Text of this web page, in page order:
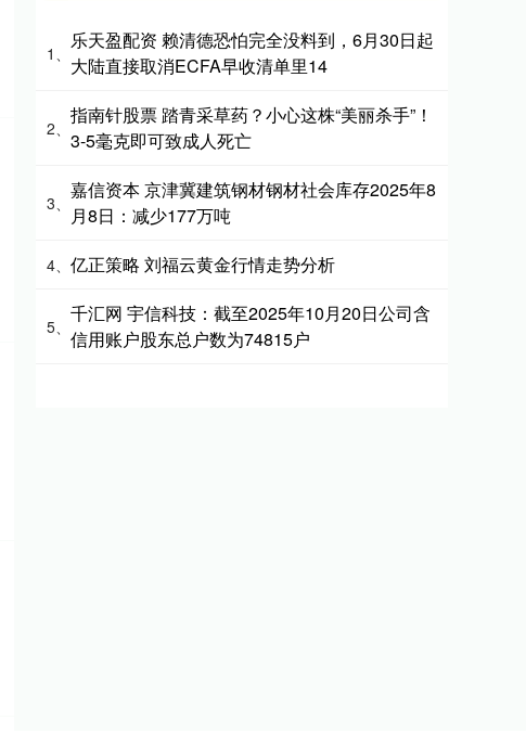
1、
乐天盈配资 赖清德恐怕完全没料到，6月30日起
大陆直接取消ECFA早收清单里14
2、
指南针股票 踏青采草药？小心这株“美丽杀手”！
3-5毫克即可致成人死亡
3、
嘉信资本 京津冀建筑钢材钢材社会库存2025年8
月8日：减少177万吨
4、 亿正策略 刘福云黄金行情走势分析
5、
千汇网 宇信科技：截至2025年10月20日公司含
信用账户股东总户数为74815户